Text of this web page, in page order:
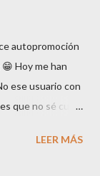
autopromoción
Hoy me han
ese usuario con
que no sé cual
un insulto ya
LEER MÁS